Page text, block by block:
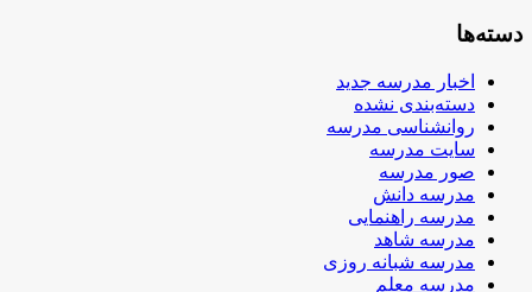
دسته‌ها
اخبار مدرسه جدید
دسته‌بندی نشده
روانشناسی مدرسه
سایت مدرسه
صور مدرسه
مدرسه دانش
مدرسه راهنمایی
مدرسه شاهد
مدرسه شبانه روزی
مدرسه معلم